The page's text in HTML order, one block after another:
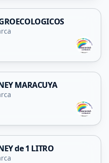
MARACUYA
de 1 LITRO